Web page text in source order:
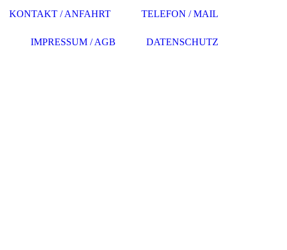
KONTAKT / ANFAHRT TELEFON / MAIL
IMPRESSUM / AGB DATENSCHUTZ